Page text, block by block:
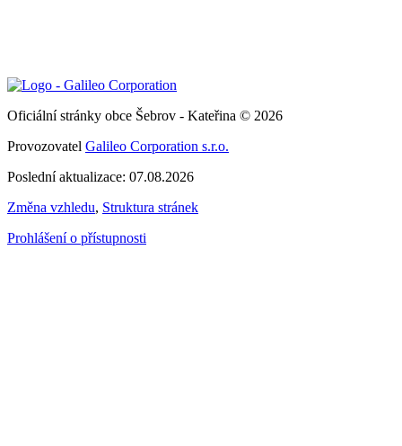
Oficiální stránky obce Šebrov - Kateřina © 2026
Provozovatel Galileo Corporation s.r.o.
Poslední aktualizace: 07.08.2026
Změna vzhledu, Struktura stránek
Prohlášení o přístupnosti